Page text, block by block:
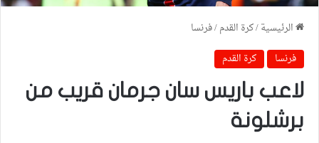
الرئيسية/كرة القدم/فرنسا
فرنسا
كرة القدم
لاعب باريس سان جرمان قريب من
برشلونة‎